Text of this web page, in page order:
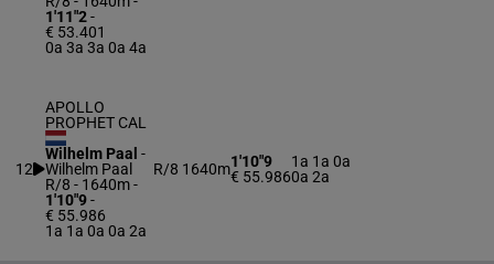
1'11"2-
€ 53.401
0a 3a 3a 0a 4a
12
APOLLO
PROPHET CAL
Wilhelm Paal -
Wilhelm Paal
R/8 - 1640m-
1'10"9-
€ 55.986
1a 1a 0a 0a 2a
R/8 1640m1'10"9
€ 55.986
1a 1a 0a
0a 2a